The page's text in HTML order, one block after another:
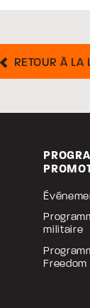
RETOUR À
militaire